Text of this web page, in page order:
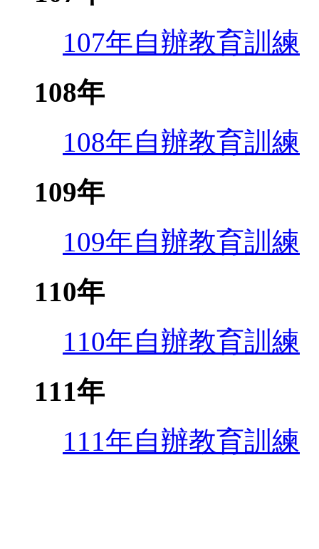
107年自辦教育訓練
108年
108年自辦教育訓練
109年
109年自辦教育訓練
110年
110年自辦教育訓練
111年
111年自辦教育訓練